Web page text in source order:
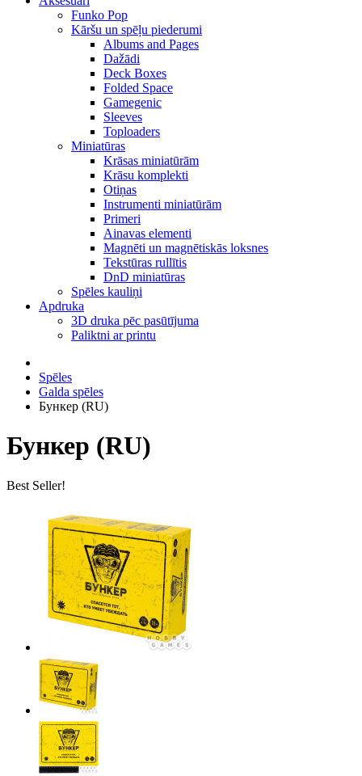
Funko Pop
Kāršu un spēļu piederumi
Albums and Pages
Dažādi
Deck Boxes
Folded Space
Gamegenic
Sleeves
Toploaders
Miniatūras
Krāsas miniatūrām
Krāsu komplekti
Otiņas
Instrumenti miniatūrām
Primeri
Ainavas elementi
Magnēti un magnētiskās loksnes
Tekstūras rullītis
DnD miniatūras
Spēles kauliņi
Apdruka
3D druka pēc pasūtījuma
Paliktni ar printu
Spēles
Galda spēles
Бункер (RU)
Бункер (RU)
Best Seller!